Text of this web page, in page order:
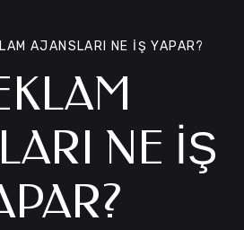
AJANSLARI NE IŞ YAPAR?
NE IŞ